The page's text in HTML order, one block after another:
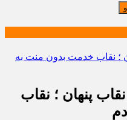
پنهان ؛ نقاب